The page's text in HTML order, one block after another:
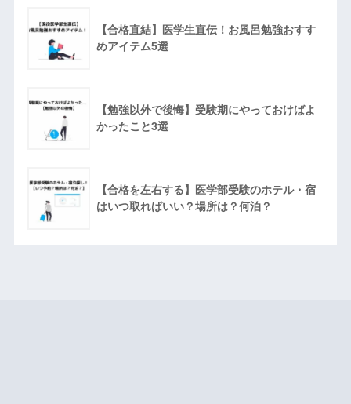
【合格直結】医学生直伝！お風呂勉強おすす
めアイテム5選
【勉強以外で後悔】受験期にやっておけばよ
かったこと3選
【合格を左右する】医学部受験のホテル・宿
はいつ取ればいい？場所は？何泊？